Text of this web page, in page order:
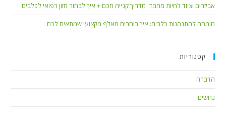
אביזרים וציוד לחיות מחמד: מדריך קנייה חכם + איך לבחור מזון רפואי לכלבים
מומחה להתנהגות כלבים: איך בוחרים מאלף מקצועי שמתאים לכם
קטגוריות
הדברה
נחשים